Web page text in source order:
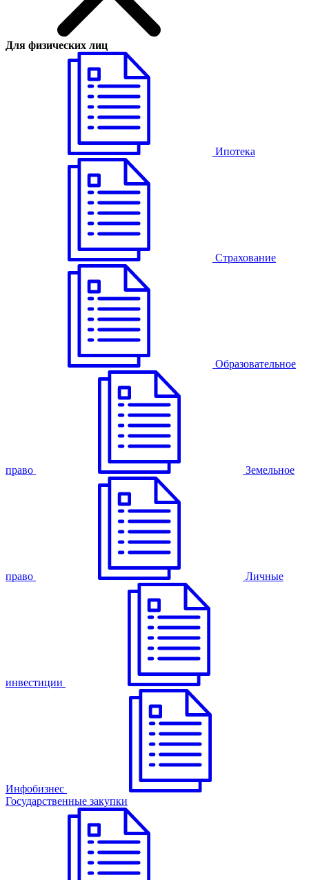
Для физических лиц
Ипотека
Страхование
Образовательное
право Земельное
право Личные
инвестиции
Инфобизнес
Государственные закупки